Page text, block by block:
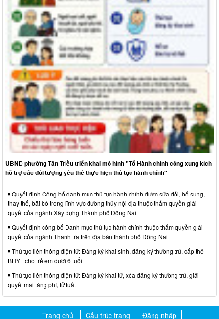
UBND phường Tân Triều triển khai mô hình "Tổ Hành chính công xung kích
hỗ trợ các đối tượng yếu thế thực hiện thủ tục hành chính"
Quyết định Công bố danh mục thủ tục hành chính được sửa đổi, bổ sung,
thay thế, bãi bỏ trong lĩnh vực đường thủy nội địa thuộc thẩm quyền giải
quyết của ngành Xây dựng Thành phố Đồng Nai
Quyết định công bố Danh mục thủ tục hành chính thuộc thẩm quyền giải
quyết của ngành Thanh tra trên địa bàn thành phố Đồng Nai
Thủ tục liên thông điện tử: Đăng ký khai sinh, đăng ký thường trú, cấp thẻ
BHYT cho trẻ em dưới 6 tuổi
Thủ tục liên thông điện tử: Đăng ký khai tử, xóa đăng ký thường trú, giải
quyết mai táng phí, tử tuất
Trang chủ Cấu trúc trang Đăng nhập